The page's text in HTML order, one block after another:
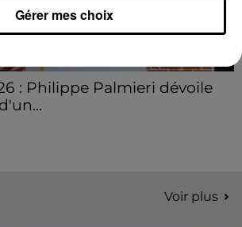
: Philippe Palmieri dévoile
Voir plus
Gérer mes choix